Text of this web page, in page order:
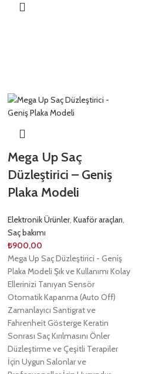
Mega Up Saç
Düzleştirici – Geniş
Plaka Modeli
Elektronik Ürünler, Kuaför araçları,
Saç bakımı
₺900,00
Mega Up Saç Düzleştirici - Geniş
Plaka Modeli Şık ve Kullanımı Kolay
Ellerinizi Tanıyan Sensör
Otomatik Kapanma (Auto Off)
Zamanlayıcı Santigrat ve
Fahrenheit Gösterge Keratin
Sonrası Saç Kırılmasını Önler
Düzleştirme ve Çeşitli Terapiler
İçin Uygun Salonlar ve